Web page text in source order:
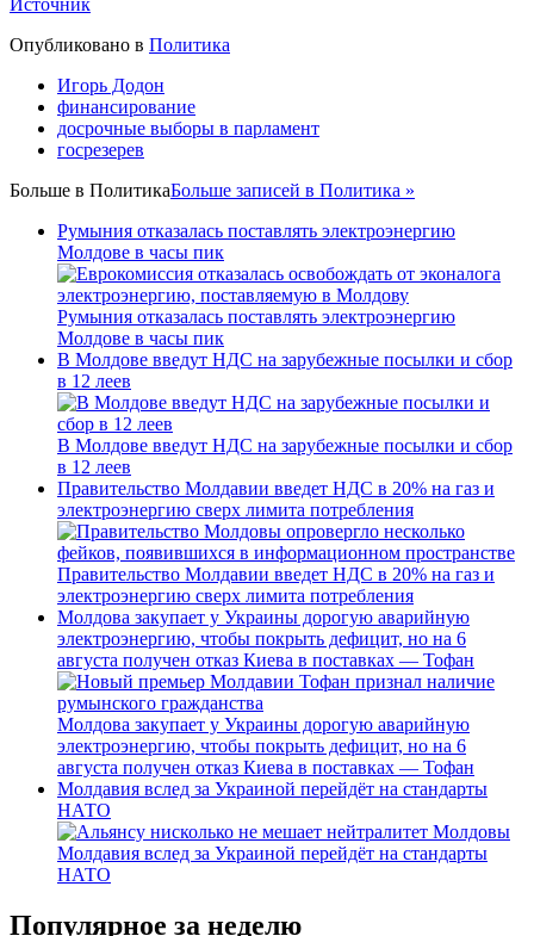
Источник
Опубликовано в Политика
Игорь Додон
финансирование
досрочные выборы в парламент
госрезерев
Больше в ПолитикаБольше записей в Политика »
Румыния отказалась поставлять электроэнергию
Молдове в часы пик
Румыния отказалась поставлять электроэнергию
Молдове в часы пик
В Молдове введут НДС на зарубежные посылки и сбор
в 12 леев
В Молдове введут НДС на зарубежные посылки и сбор
в 12 леев
Правительство Молдавии введет НДС в 20% на газ и
электроэнергию сверх лимита потребления
Правительство Молдавии введет НДС в 20% на газ и
электроэнергию сверх лимита потребления
Молдова закупает у Украины дорогую аварийную
электроэнергию, чтобы покрыть дефицит, но на 6
августа получен отказ Киева в поставках — Тофан
Молдова закупает у Украины дорогую аварийную
электроэнергию, чтобы покрыть дефицит, но на 6
августа получен отказ Киева в поставках — Тофан
Молдавия вслед за Украиной перейдёт на стандарты
НАТО
Молдавия вслед за Украиной перейдёт на стандарты
НАТО
Популярное за неделю